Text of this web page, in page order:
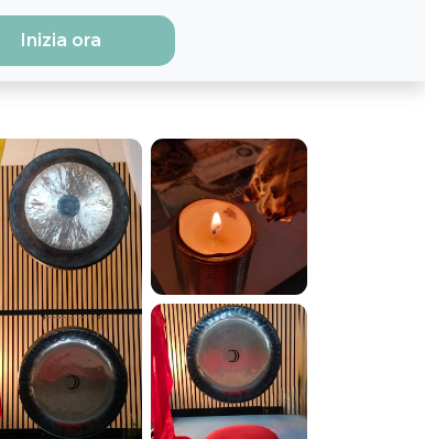
Inizia ora